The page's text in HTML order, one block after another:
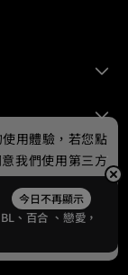
Ltd.
今日不再顯示
、 百合 、戀愛，
用體驗，若您點
我們使用第三方